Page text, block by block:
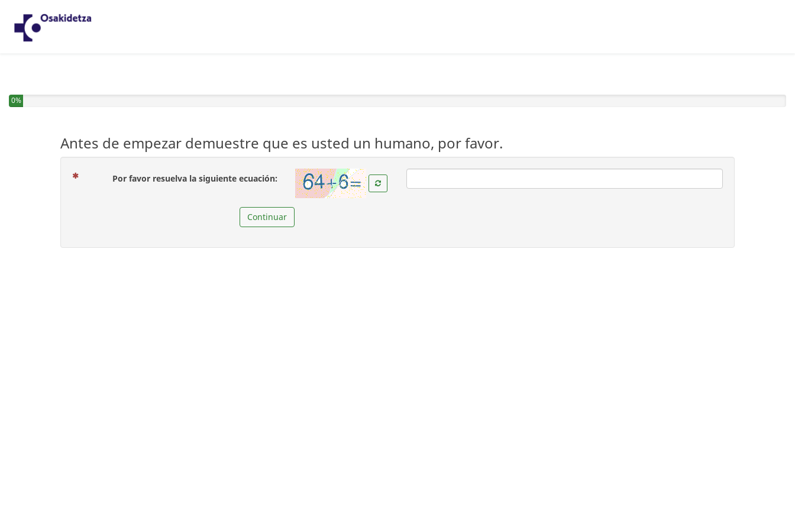
0%
Antes de empezar demuestre que es usted un humano, por favor.
Por favor resuelva la siguiente ecuación:( Obligatoria )
Continuar